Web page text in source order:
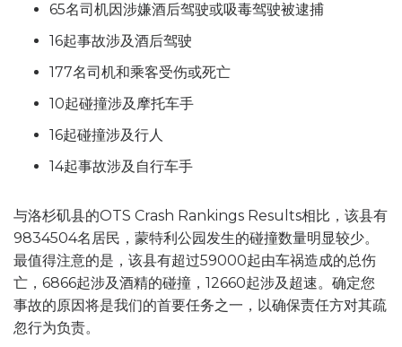
65名司机因涉嫌酒后驾驶或吸毒驾驶被逮捕
16起事故涉及酒后驾驶
177名司机和乘客受伤或死亡
10起碰撞涉及摩托车手
16起碰撞涉及行人
14起事故涉及自行车手
与洛杉矶县的OTS Crash Rankings Results相比，该县有
9834504名居民，蒙特利公园发生的碰撞数量明显较少。
最值得注意的是，该县有超过59000起由车祸造成的总伤
亡，6866起涉及酒精的碰撞，12660起涉及超速。确定您
事故的原因将是我们的首要任务之一，以确保责任方对其疏
忽行为负责。